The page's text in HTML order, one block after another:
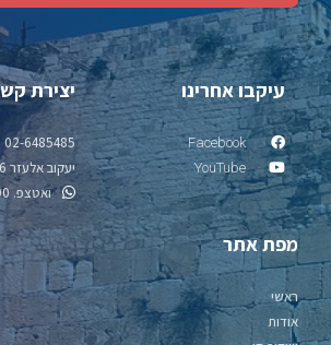
מפת אתר
ראשי
אודות
יצירת קשר
02-6485485
יעקוב אלעזר 6 ירושלים
ואטצפ. 053-771-5000
עיקבו אחרינו
Facebook
YouTube